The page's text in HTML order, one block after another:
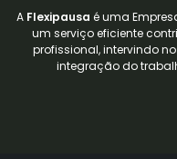
A Flexipausa é uma
um serviço eficiente
profissional, intervindo
integração do